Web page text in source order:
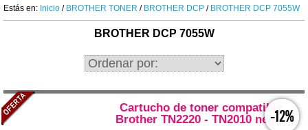
Estás en: Inicio / BROTHER TONER / BROTHER DCP / BROTHER DCP 7055W
BROTHER DCP 7055W
-12%
Cartucho de toner compatible
Brother TN2220 - TN2010 negro